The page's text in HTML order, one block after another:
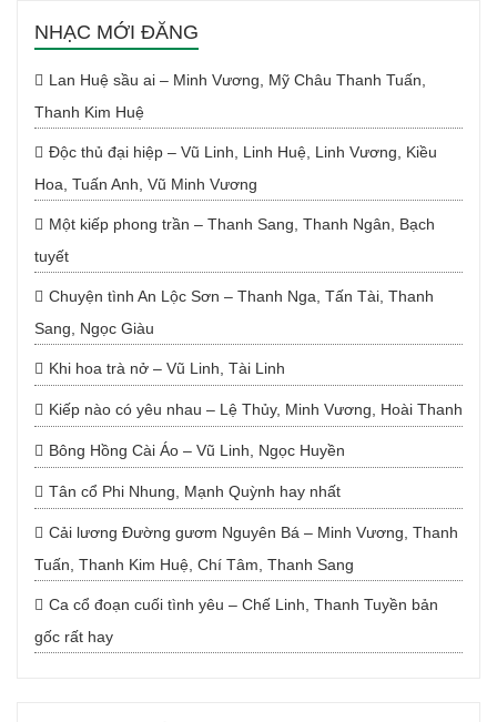
NHẠC MỚI ĐĂNG
Lan Huệ sầu ai – Minh Vương, Mỹ Châu Thanh Tuấn,
Thanh Kim Huệ
Độc thủ đại hiệp – Vũ Linh, Linh Huệ, Linh Vương, Kiều
Hoa, Tuấn Anh, Vũ Minh Vương
Một kiếp phong trần – Thanh Sang, Thanh Ngân, Bạch
tuyết
Chuyện tình An Lộc Sơn – Thanh Nga, Tấn Tài, Thanh
Sang, Ngọc Giàu
Khi hoa trà nở – Vũ Linh, Tài Linh
Kiếp nào có yêu nhau – Lệ Thủy, Minh Vương, Hoài Thanh
Bông Hồng Cài Áo – Vũ Linh, Ngọc Huyền
Tân cổ Phi Nhung, Mạnh Quỳnh hay nhất
Cải lương Đường gươm Nguyên Bá – Minh Vương, Thanh
Tuấn, Thanh Kim Huệ, Chí Tâm, Thanh Sang
Ca cổ đoạn cuối tình yêu – Chế Linh, Thanh Tuyền bản
gốc rất hay